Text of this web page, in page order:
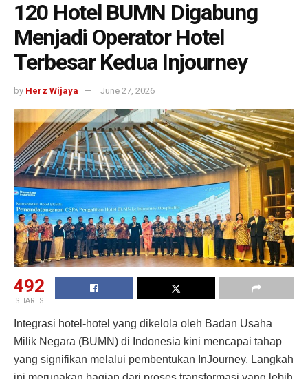
120 Hotel BUMN Digabung
Menjadi Operator Hotel
Terbesar Kedua Injourney
by Herz Wijaya June 27, 2026
492
SHARES
Integrasi hotel-hotel yang dikelola oleh Badan Usaha
Milik Negara (BUMN) di Indonesia kini mencapai tahap
yang signifikan melalui pembentukan InJourney. Langkah